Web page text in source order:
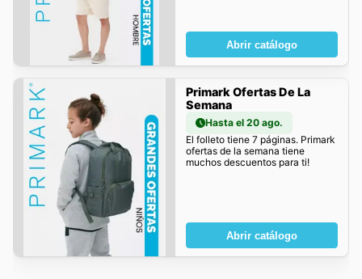
Abrir catálogo
Primark Ofertas De La
Semana
Hasta el 20 ago.
El folleto tiene 7 páginas. Primark
ofertas de la semana tiene
muchos descuentos para ti!
Abrir catálogo